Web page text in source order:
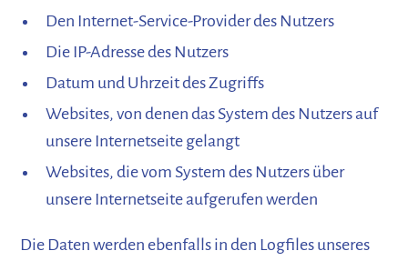
Den Internet-Service-Provider des Nutzers
Die IP-Adresse des Nutzers
Datum und Uhrzeit des Zugriffs
Websites, von denen das System des Nutzers auf
unsere Internetseite gelangt
Websites, die vom System des Nutzers über
unsere Internetseite aufgerufen werden
Die Daten werden ebenfalls in den Logfiles unseres